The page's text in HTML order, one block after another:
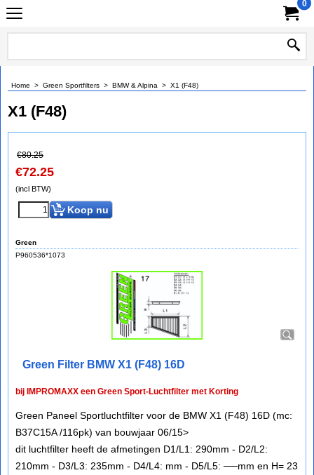
0
Home > Green Sportfilters > BMW & Alpina > X1 (F48)
X1 (F48)
€80.25
€72.25
(incl BTW)
Koop nu
Green
P960536*1073
Green Filter BMW X1 (F48) 16D
bij IMPROMAXX een Green Sport-Luchtfilter met Korting
Green Paneel Sportluchtfilter voor de BMW X1 (F48) 16D (mc:
B37C15A /116pk) van bouwjaar 06/15>
dit luchtfilter heeft de afmetingen D1/L1: 290mm - D2/L2:
210mm - D3/L3: 235mm - D4/L4: mm - D5/L5: ──mm en H= 23